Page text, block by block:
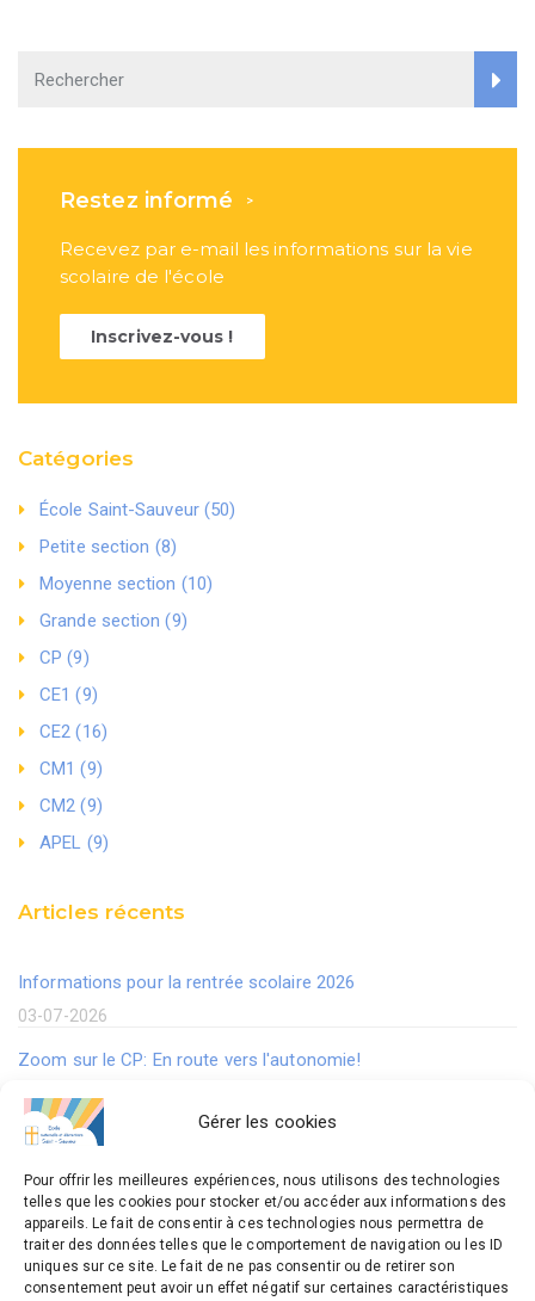
Gérer les cookies
Pour offrir les meilleures expériences, nous utilisons des technologies
telles que les cookies pour stocker et/ou accéder aux informations des
appareils. Le fait de consentir à ces technologies nous permettra de
traiter des données telles que le comportement de navigation ou les ID
uniques sur ce site. Le fait de ne pas consentir ou de retirer son
consentement peut avoir un effet négatif sur certaines caractéristiques
Restez informé >
Recevez par e-mail les informations sur la vie
scolaire de l'école
Inscrivez-vous !
Catégories
École Saint-Sauveur (50)
Petite section (8)
Moyenne section (10)
Grande section (9)
CP (9)
CE1 (9)
CE2 (16)
CM1 (9)
CM2 (9)
APEL (9)
Articles récents
Informations pour la rentrée scolaire 2026
03-07-2026
Zoom sur le CP: En route vers l'autonomie!
21-05-2026
Ateliers périscolaires 2025-2026
30-04-2025
En CM2 on progresse en Mathématiques en jouant.
06-02-2025